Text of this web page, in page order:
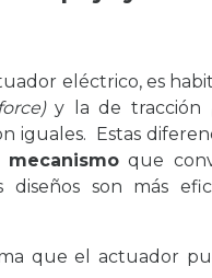
eléctrico, es
y la de tracción
iguales. Estas
que
diseños son más
que el actuador